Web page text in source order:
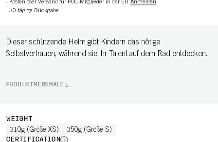
- Kostenloser Versand für POC-Mitglieder in der EU Anmelden
- 30-tägige Rückgabe
Dieser schützende Helm gibt Kindern das nötige
Selbstvertrauen, während sie ihr Talent auf dem Rad entdecken.
PRODUKTMERKMALE
WEIGHT
310g (Größe XS) 350g (Größe S)
CERTIFICATION